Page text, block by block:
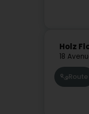
Holz
18
Route